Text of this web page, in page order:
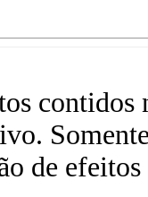
contidos
de